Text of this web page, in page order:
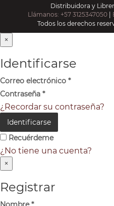
Distribuidora y
Llámanos: +57 3125347050 |
Todos los derechos
×
Identificarse
Correo electrónico *
Contraseña *
¿Recordar su contraseña?
Identificarse
Recuérdeme
¿No tiene una cuenta?
×
Registrar